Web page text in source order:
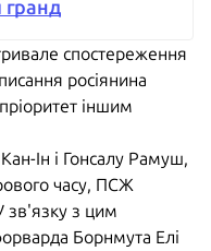
гранд
спостереження
росіянина
іншим
Ін і Гонсалу Рамуш,
часу, ПСЖ
зв'язку з цим
Борнмута Елі